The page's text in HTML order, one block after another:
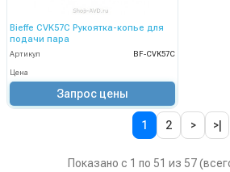
Bieffe CVK57C Рукоятка-копье для
подачи пара
Артикул BF-CVK57C
Цена
Запрос цены
1 2 > >|
Показано с 1 по 51 из 57